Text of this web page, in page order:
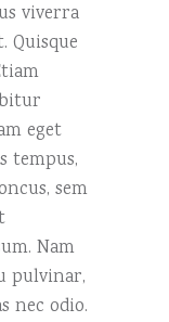
viverra
Quisque
eget
tempus,
sem
Nam
pulvinar,
nec odio.